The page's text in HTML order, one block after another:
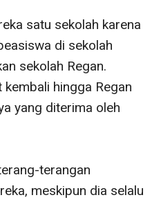
satu sekolah karena
di sekolah
sekolah Regan.
hingga Regan
yang diterima oleh
terangan
meskipun dia selalu